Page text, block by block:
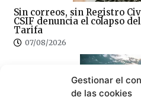
Gestionar el
de las cookies
Sin correos, sin Registro
CSIF denuncia el colapso
Tarifa
07/08/2026